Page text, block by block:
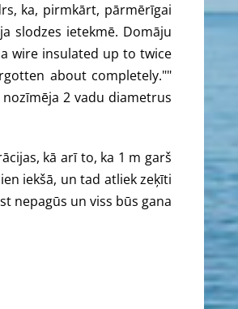
ka, pirmkārt, pārmērīgai
slodzes ietekmē. Domāju
wire insulated up to twice
about completely.""
2 vadu diametrus
kā arī to, ka 1 m garš
iekšā, un tad atliek zeķīti
nepagūs un viss būs gana